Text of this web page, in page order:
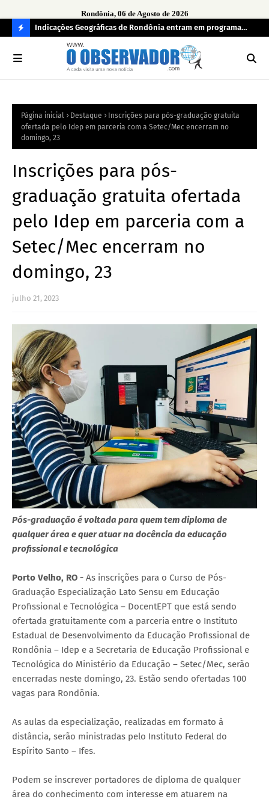
Rondônia, 06 de Agosto de 2026
O
R
A
Indicações Geográficas de Rondônia entram em programa
internacional para acelerar negócios
Página inicial Destaque
Inscrições para pós-graduação gratuita
ofertada pelo Idep em parceria com a Setec/Mec encerram no
domingo, 23
Inscrições para pós-
graduação gratuita ofertada
pelo Idep em parceria com a
Setec/Mec encerram no
domingo, 23
julho 21, 2023
Pós-graduação é voltada para quem tem diploma de
qualquer área e quer atuar na docência da educação
profissional e tecnológica
Porto Velho, RO - As inscrições para o Curso de Pós-
Graduação Especialização Lato Sensu em Educação
Profissional e Tecnológica – DocentEPT que está sendo
ofertada gratuitamente com a parceria entre o Instituto
Estadual de Desenvolvimento da Educação Profissional de
Rondônia – Idep e a Secretaria de Educação Profissional e
Tecnológica do Ministério da Educação – Setec/Mec, serão
encerradas neste domingo, 23. Estão sendo ofertadas 100
vagas para Rondônia.
As aulas da especialização, realizadas em formato à
distância, serão ministradas pelo Instituto Federal do
Espírito Santo – Ifes.
Podem se inscrever portadores de diploma de qualquer
área do conhecimento com interesse em atuarem na